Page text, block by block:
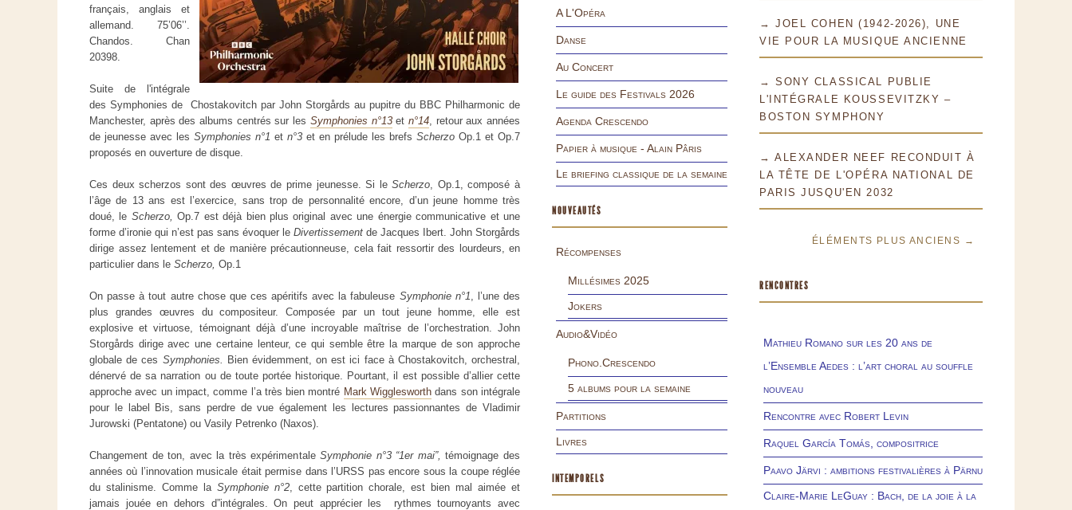
français, anglais et
allemand. 75’06’’.
Chandos. Chan
20398.
Suite de l'intégrale
des Symphonies de Chostakovitch par John Storgårds au pupitre du BBC Philharmonic de
Manchester, après des albums centrés sur les Symphonies n°13et n°14, retour aux années
de jeunesse avec les Symphonies n°1 et n°3 et en prélude les brefs Scherzo Op.1 et Op.7
proposés en ouverture de disque.
Ces deux scherzos sont des œuvres de prime jeunesse. Si leScherzo, Op.1, composé à
l’âge de 13 ans est l’exercice, sans trop de personnalité encore, d’un jeune homme très
doué, le Scherzo, Op.7 est déjà bien plus original avec une énergie communicative et une
forme d’ironie qui n’est pas sans évoquer le Divertissement de Jacques Ibert. John Storgårds
dirige assez lentement et de manière précautionneuse, cela fait ressortir des lourdeurs, en
particulier dans le Scherzo, Op.1
On passe à tout autre chose que ces apéritifs avec la fabuleuse Symphonie n°1, l’une des
plus grandes œuvres du compositeur. Composée par un tout jeune homme, elle est
explosive et virtuose, témoignant déjà d’une incroyable maîtrise de l’orchestration. John
Storgårds dirige avec une certaine lenteur, ce qui semble être la marque de son approche
globale de ces Symphonies. Bien évidemment, on est ici face à Chostakovitch, orchestral,
dénervé de sa narration ou de toute portée historique. Pourtant, il est possible d’allier cette
approche avec un impact, comme l’a très bien montré Mark Wigglesworth dans son intégrale
pour le label Bis, sans perdre de vue également les lectures passionnantes de Vladimir
Jurowski (Pentatone) ou Vasily Petrenko (Naxos).
Changement de ton, avec la très expérimentaleSymphonie n°3 “1er mai”, témoignage des
années où l’innovation musicale était permise dans l’URSS pas encore sous la coupe réglée
du stalinisme. Comme la Symphonie n°2, cette partition chorale, est bien mal aimée et
jamais jouée en dehors d”intégrales. On peut apprécier les rythmes tournoyants avec
A L'Opéra
Danse
Au Concert
Le guide des Festivals 2026
Agenda Crescendo
Papier à musique - Alain Pâris
Le briefing classique de la semaine
NOUVEAUTÉS
Récompenses
Millésimes 2025
Jokers
Audio&Vidéo
Phono.Crescendo
5 albums pour la semaine
Partitions
Livres
INTEMPORELS
→ JOEL COHEN (1942-2026), UNE
VIE POUR LA MUSIQUE ANCIENNE
→ SONY CLASSICAL PUBLIE
L'INTÉGRALE KOUSSEVITZKY –
BOSTON SYMPHONY
→ ALEXANDER NEEF RECONDUIT À
LA TÊTE DE L'OPÉRA NATIONAL DE
PARIS JUSQU'EN 2032
ÉLÉMENTS PLUS ANCIENS →
RENCONTRES
Mathieu Romano sur les 20 ans de
l’Ensemble Aedes : l’art choral au souffle
nouveau
Rencontre avec Robert Levin
Raquel García Tomás, compositrice
Paavo Järvi : ambitions festivalières à Pärnu
Claire-Marie LeGuay : Bach, de la joie à la